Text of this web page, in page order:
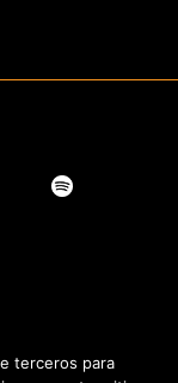
terceros para